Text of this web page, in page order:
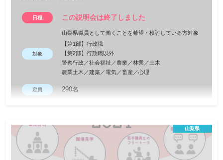
日程 この説明会は終了しました
対象
山梨県職員として働くことを希望・検討している方対象
【第1部】行政職
【第2部】行政職以外
警察行政／社会福祉／農業／林業／土木
農業土木／建築／電気／畜産／心理
定員 290名
山梨県職員として働くことを希望または検討している方を対象と
した「山梨県職員採用ＷＥＢガイダンス」を次のとおり開催しま
す。 新採用職員による受験・職場体験談や、中堅職員によるキャ
山梨県